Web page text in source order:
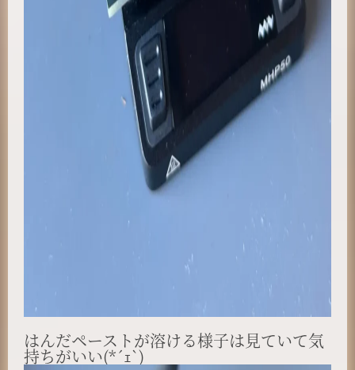
はんだペーストが溶ける様子は見ていて気
持ちがいい(*´ｪ`)